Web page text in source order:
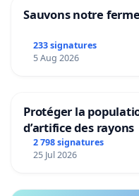
Sauvons notre
233 signatures
5 Aug 2026
Protéger la
d’artifice des rayons
2 798 signatures
25 Jul 2026